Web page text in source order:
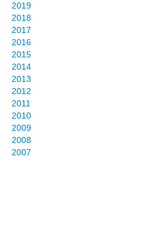
2019
2018
2017
2016
2015
2014
2013
2012
2011
2010
2009
2008
2007